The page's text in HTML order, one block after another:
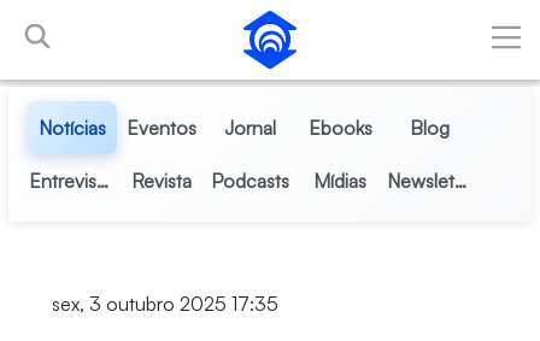
Pular para o Conteúdo principal
Notícias Eventos Jornal Ebooks Blog
Entrevistas Revista Podcasts Mídias Newsletter
sex, 3 outubro 2025 17:35